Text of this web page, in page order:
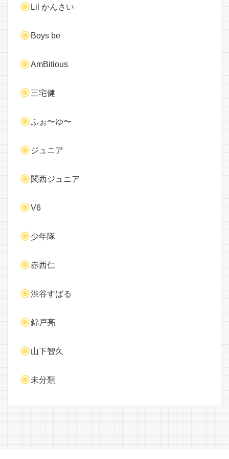
Lil かんさい
Boys be
AmBitious
三宅健
ふぉ〜ゆ〜
ジュニア
関西ジュニア
V6
少年隊
赤西仁
渋谷すばる
錦戸亮
山下智久
未分類